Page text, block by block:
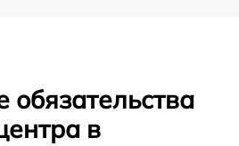
обязательства
в